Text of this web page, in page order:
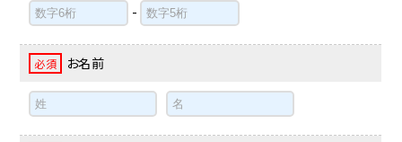
-
必須 お名前